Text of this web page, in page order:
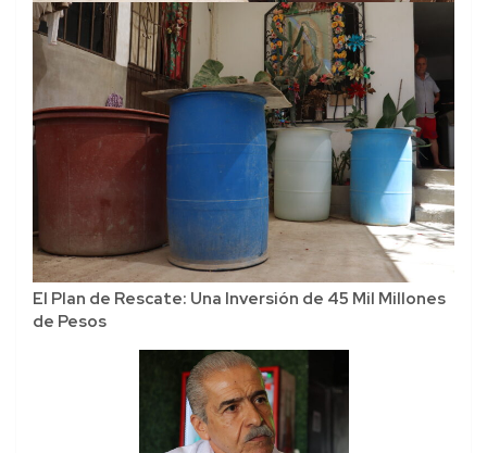
El Plan de Rescate: Una Inversión de 45 Mil Millones
de Pesos